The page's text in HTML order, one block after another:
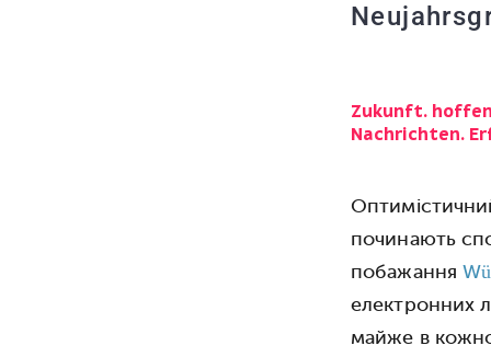
Zukunft.
Nachrichten.
починають
побажання
електронних
майже в